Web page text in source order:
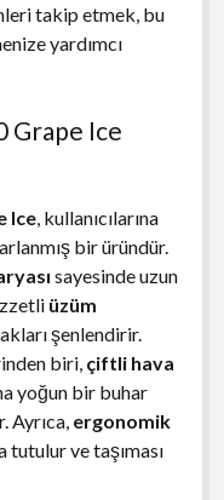
takip etmek, bu
yardımcı
Grape Ice
Ice, kullanıcılarına
bir üründür.
sayesinde uzun
üzüm
şenlendirir.
biri, çiftli hava
yoğun bir buhar
Ayrıca, ergonomik
tutulur ve taşıması